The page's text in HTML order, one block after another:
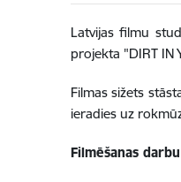
Latvijas filmu
projekta "DIRT IN
Filmas sižets
ieradies uz
Filmēšanas